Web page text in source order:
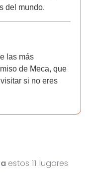
del mundo.
las más
de Meca, que
si no eres
estos 11 lugares